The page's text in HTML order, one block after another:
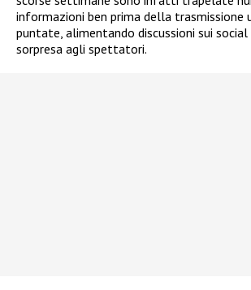
informazioni ben prima della trasmissione
puntate, alimentando discussioni sui
sorpresa agli spettatori.